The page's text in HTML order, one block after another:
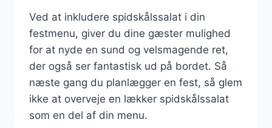
Ved at inkludere spidskålssalat i din
festmenu, giver du dine gæster mulighed
for at nyde en sund og velsmagende ret,
der også ser fantastisk ud på bordet. Så
næste gang du planlægger en fest, så glem
ikke at overveje en lækker spidskålssalat
som en del af din menu.